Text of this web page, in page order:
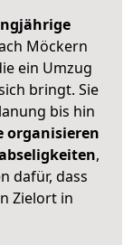
Möckern
ein Umzug
bringt. Sie
bis hin
organisieren
,
dafür, dass
Zielort in